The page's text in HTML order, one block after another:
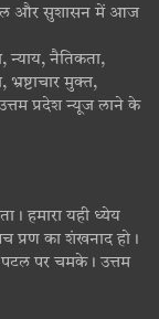
और सुशासन में आज
न्याय, नैतिकता,
मुक्त,
प्रदेश न्यूज लाने के
हमारा यही ध्येय
प्रण का शंखनाद हो।
पटल पर चमके। उत्तम